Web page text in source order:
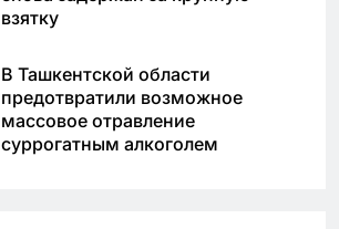
взятку
В Ташкентской области
предотвратили возможное
массовое отравление
суррогатным алкоголем